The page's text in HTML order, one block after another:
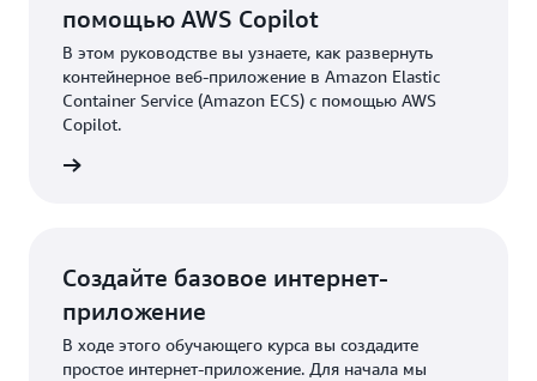
помощью AWS Copilot
В этом руководстве вы узнаете, как развернуть
контейнерное веб-приложение в Amazon Elastic
Container Service (Amazon ECS) с помощью AWS
Copilot.
Создайте базовое интернет-
приложение
В ходе этого обучающего курса вы создадите
простое интернет-приложение. Для начала мы